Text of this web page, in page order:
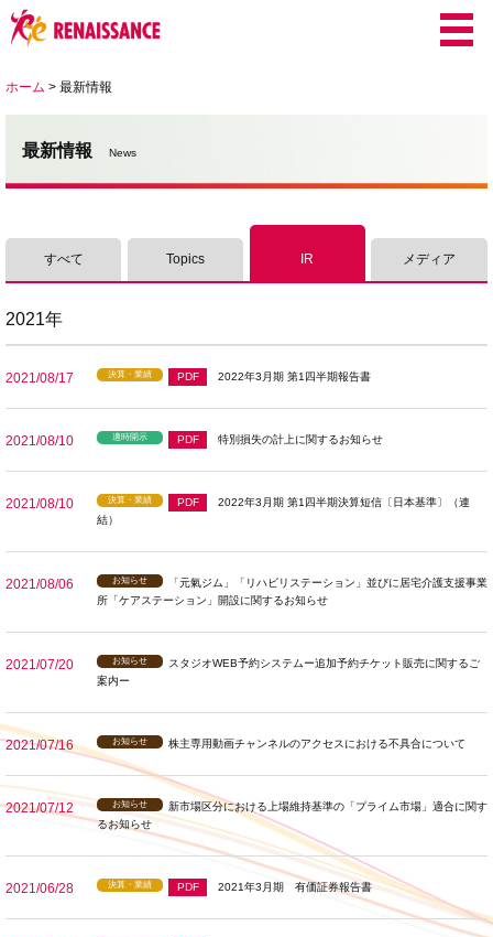
ホーム > 最新情報
最新情報 News
すべて Topics IR メディア
2021年
2021/08/17 決算・業績 PDF 2022年3月期 第1四半期報告書
2021/08/10 適時開示 PDF 特別損失の計上に関するお知らせ
2021/08/10 決算・業績 PDF
2022年3月期 第1四半期決算短信〔日本基準〕（連
結）
2021/08/06 お知らせ
「元氣ジム」「リハビリステーション」並びに居宅介護支援事業
所「ケアステーション」開設に関するお知らせ
2021/07/20 お知らせ
スタジオWEB予約システムー追加予約チケット販売に関するご
案内ー
2021/07/16 お知らせ 株主専用動画チャンネルのアクセスにおける不具合について
2021/07/12 お知らせ
新市場区分における上場維持基準の「プライム市場」適合に関す
るお知らせ
2021/06/28 決算・業績 PDF 2021年3月期 有価証券報告書